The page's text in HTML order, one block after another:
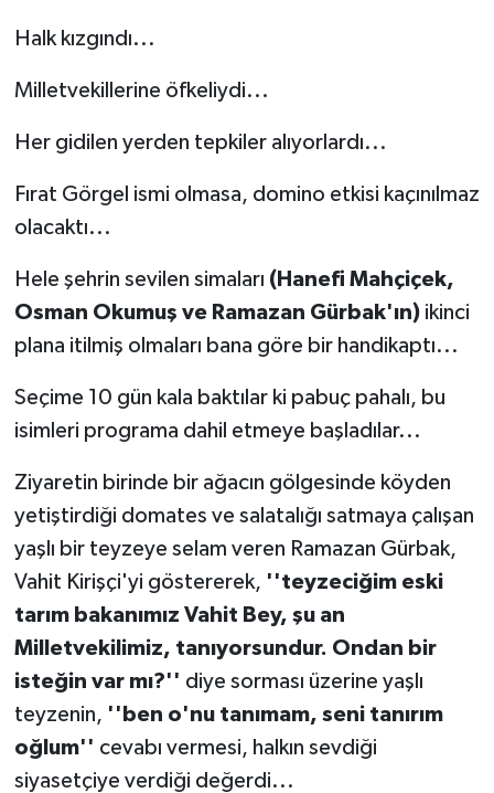
Halk kızgındı...
Milletvekillerine öfkeliydi...
Her gidilen yerden tepkiler alıyorlardı...
Fırat Görgel ismi olmasa, domino etkisi kaçınılmaz
olacaktı...
Hele şehrin sevilen simaları (Hanefi Mahçiçek,
Osman Okumuş ve Ramazan Gürbak'ın)ikinci
plana itilmiş olmaları bana göre bir handikaptı...
Seçime 10 gün kala baktılar ki pabuç pahalı, bu
isimleri programa dahil etmeye başladılar...
Ziyaretin birinde bir ağacın gölgesinde köyden
yetiştirdiği domates ve salatalığı satmaya çalışan
yaşlı bir teyzeye selam veren Ramazan Gürbak,
Vahit Kirişçi'yi göstererek, ''teyzeciğim eski
tarım bakanımız Vahit Bey, şu an
Milletvekilimiz, tanıyorsundur. Ondan bir
isteğin var mı?'' diye sorması üzerine yaşlı
teyzenin, ''ben o'nu tanımam, seni tanırım
oğlum'' cevabı vermesi, halkın sevdiği
siyasetçiye verdiği değerdi...